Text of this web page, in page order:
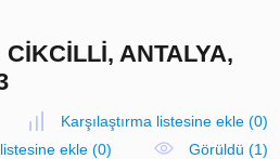
ANTALYA,
Karşılaştırma listesine ekle(0)
ekle(0)
Görüldü (1)